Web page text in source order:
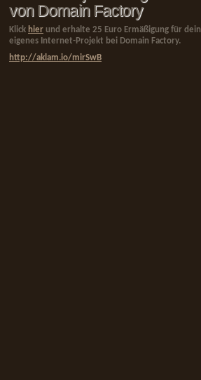
von Domain Factory
Klick hier und erhalte 25 Euro Ermäßigung für dein
eigenes Internet-Projekt bei Domain Factory.
http://aklam.io/mirSwB